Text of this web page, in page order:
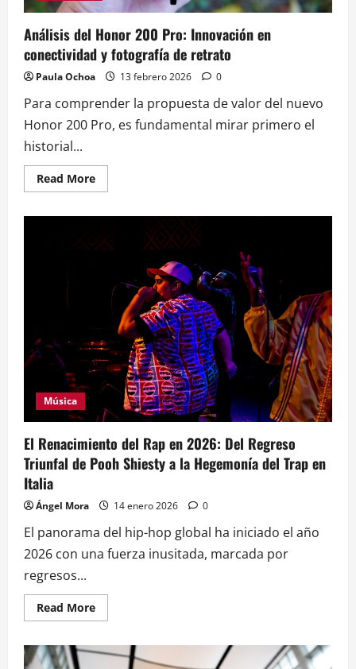
Análisis del Honor 200 Pro: Innovación en
conectividad y fotografía de retrato
Paula Ochoa 13 febrero 2026 0
Para comprender la propuesta de valor del nuevo
Honor 200 Pro, es fundamental mirar primero el
historial...
Read MoreRead
more
Innovación
conectividad
fotografía
retrato
Música
El Renacimiento del Rap en 2026: Del Regreso
Triunfal de Pooh Shiesty a la Hegemonía del Trap en
Italia
Ángel Mora 14 enero 2026 0
El panorama del hip-hop global ha iniciado el año
2026 con una fuerza inusitada, marcada por
regresos...
Read MoreRead
more
Renacimiento